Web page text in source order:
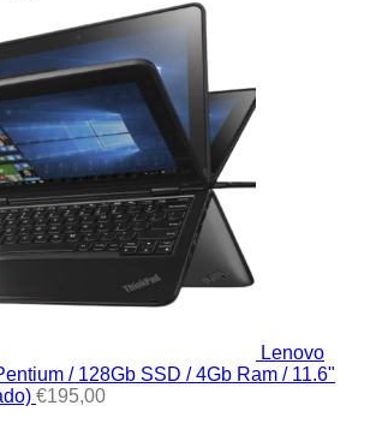
Lenovo
/ 128Gb SSD / 4Gb Ram / 11.6"
€195,00